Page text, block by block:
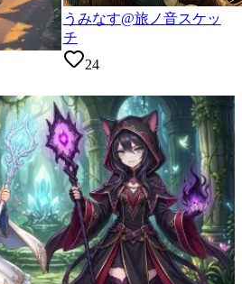
うみなす@旅ノ音スケッ
チ
24